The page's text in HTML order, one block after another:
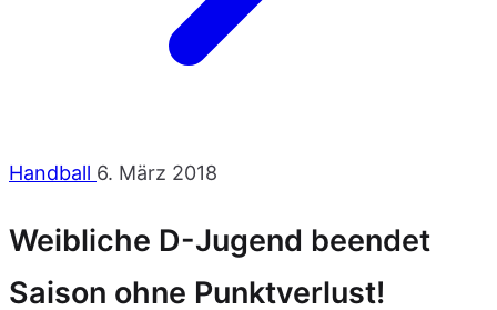
Handball 6. März 2018
Weibliche D-Jugend beendet
Saison ohne Punktverlust!